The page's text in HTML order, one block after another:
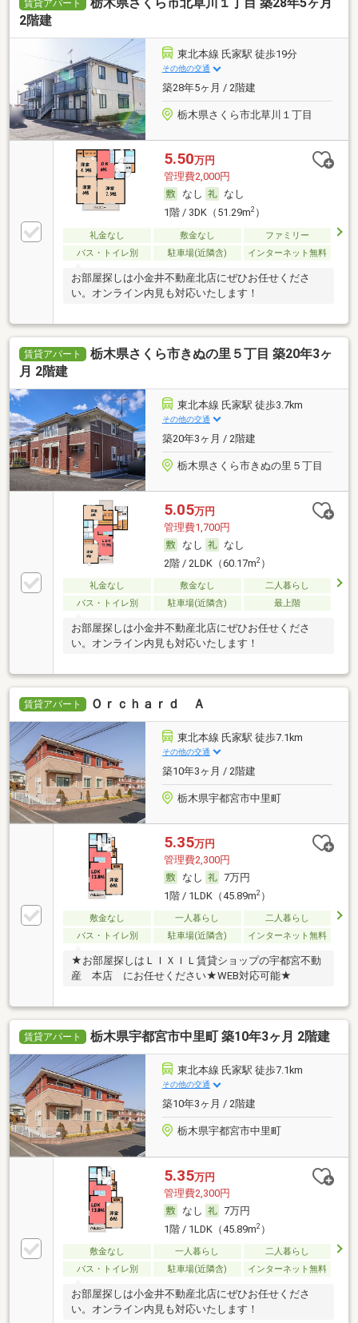
賃貸アパート
2階建
東北本線 氏家駅 徒歩19分
その他の交通
築28年5ヶ月 / 2階建
栃木県さくら市北草川１丁目
5.50万円
管理費2,000円
なし
なし
1階 / 3DK（51.29m2）
礼金なし 敷金なし
ファミリー
バス・トイレ別
駐車場(近隣含) インターネット無料
お部屋探しは小金井不動産北店にぜひお任せくださ
い。オンライン内見も対応いたします！
賃貸アパート
栃木県さくら市きぬの里５丁目 築20年3ヶ
月 2階建
東北本線 氏家駅 徒歩3.7km
その他の交通
築20年3ヶ月 / 2階建
栃木県さくら市きぬの里５丁目
5.05万円
管理費1,700円
なし
なし
2階 / 2LDK（60.17m2）
礼金なし 敷金なし
二人暮らし
バス・トイレ別
駐車場(近隣含) 最上階
お部屋探しは小金井不動産北店にぜひお任せくださ
い。オンライン内見も対応いたします！
賃貸アパート Ｏｒｃｈａｒｄ Ａ
東北本線 氏家駅 徒歩7.1km
その他の交通
築10年3ヶ月 / 2階建
栃木県宇都宮市中里町
5.35万円
管理費2,300円
なし
7万円
1階 / 1LDK（45.89m2）
敷金なし 一人暮らし
二人暮らし
バス・トイレ別
駐車場(近隣含) インターネット無料
★お部屋探しはＬＩＸＩＬ賃貸ショップの宇都宮不動
産 本店 にお任せください★WEB対応可能★
賃貸アパート 栃木県宇都宮市中里町 築10年3ヶ月 2階建
東北本線 氏家駅 徒歩7.1km
その他の交通
築10年3ヶ月 / 2階建
栃木県宇都宮市中里町
5.35万円
管理費2,300円
なし
7万円
1階 / 1LDK（45.89m2）
敷金なし 一人暮らし
二人暮らし
バス・トイレ別
駐車場(近隣含) インターネット無料
お部屋探しは小金井不動産北店にぜひお任せくださ
い。オンライン内見も対応いたします！